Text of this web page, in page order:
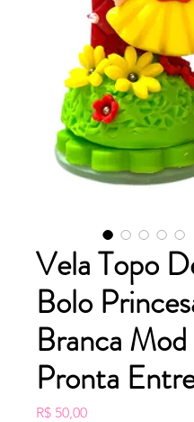
Vela Topo
Bolo
Branca
Pronta
R$ 50,00Preço